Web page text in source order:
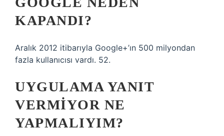
KAPANDI?
Aralık 2012 itibarıyla Google+’ın 500 milyondan
fazla kullanıcısı vardı. 52.
UYGULAMA YANIT
VERMIYOR NE
YAPMALIYIM?